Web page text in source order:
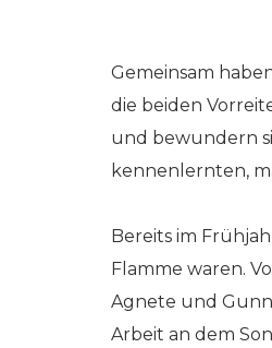
Gemeinsam
die beiden
und bewundern
kennenlernten,
Bereits im
Flamme waren.
Agnete und
Arbeit an dem